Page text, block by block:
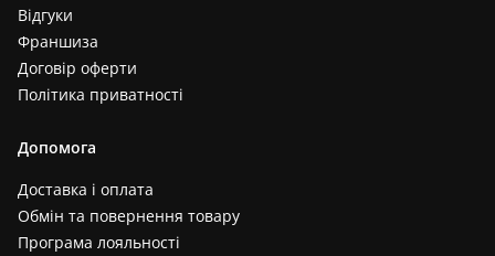
Відгуки
Франшиза
Договір оферти
Політика приватності
Допомога
Доставка і оплата
Обмін та повернення товару
Програма лояльності